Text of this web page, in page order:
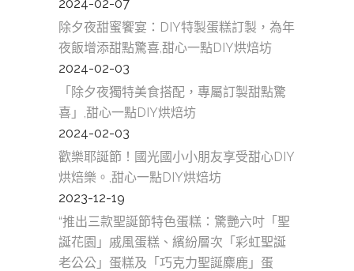
2024-02-07
除夕夜甜蜜饗宴：DIY特製蛋糕訂製，為年
夜飯增添甜點驚喜,甜心一點DIY烘焙坊
2024-02-03
「除夕夜獨特美食搭配，專屬訂製甜點驚
喜」,甜心一點DIY烘焙坊
2024-02-03
歡樂耶誕節！國光國小小朋友享受甜心DIY
烘焙樂。,甜心一點DIY烘焙坊
2023-12-19
“推出三款聖誕節特色蛋糕：驚艷六吋「聖
誕花園」戚風蛋糕、繽紛層次「彩虹聖誕
老公公」蛋糕及「巧克力聖誕麋鹿」蛋